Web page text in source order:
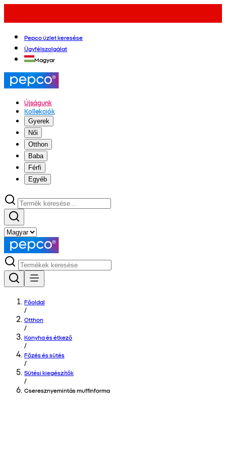
Pepco üzlet keresése
Ügyfélszolgálat
Magyar
Újságunk
Kollekciók
Gyerek
Női
Otthon
Baba
Férfi
Egyéb
Főoldal
/
Otthon
/
Konyha és étkező
/
Főzés és sütés
/
Sütési kiegészítők
/
Cseresznyemintás muffinforma